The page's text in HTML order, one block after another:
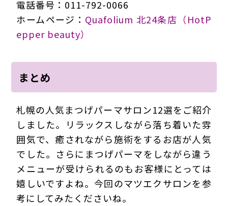
電話番号：011-792-0066
ホームページ： Quafolium 北24条店（HotP
epper beauty）
まとめ
札幌の人気まつげパーマサロン12選をご紹介
しました。リラックスしながら落ち着いた雰
囲気で、癒されながら施術をするお店が人気
でした。さらにまつげパーマをしながら違う
メニューが受けられるのもお客様にとっては
嬉しいですよね。今回のマツエクサロンを参
考にしてみたくださいね。